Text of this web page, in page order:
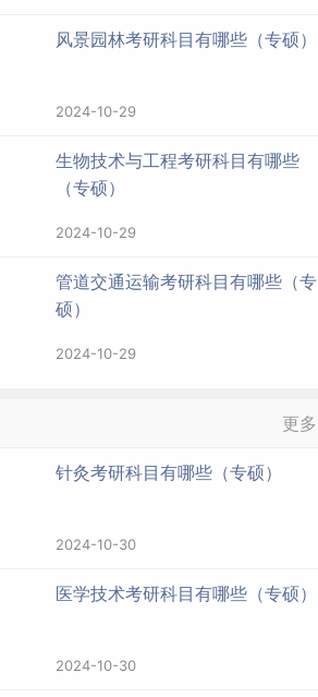
风景园林考研科目有哪些（专硕）
2024-10-29
生物技术与工程考研科目有哪些
（专硕）
2024-10-29
管道交通运输考研科目有哪些（专
硕）
2024-10-29
更多
针灸考研科目有哪些（专硕）
2024-10-30
医学技术考研科目有哪些（专硕）
2024-10-30